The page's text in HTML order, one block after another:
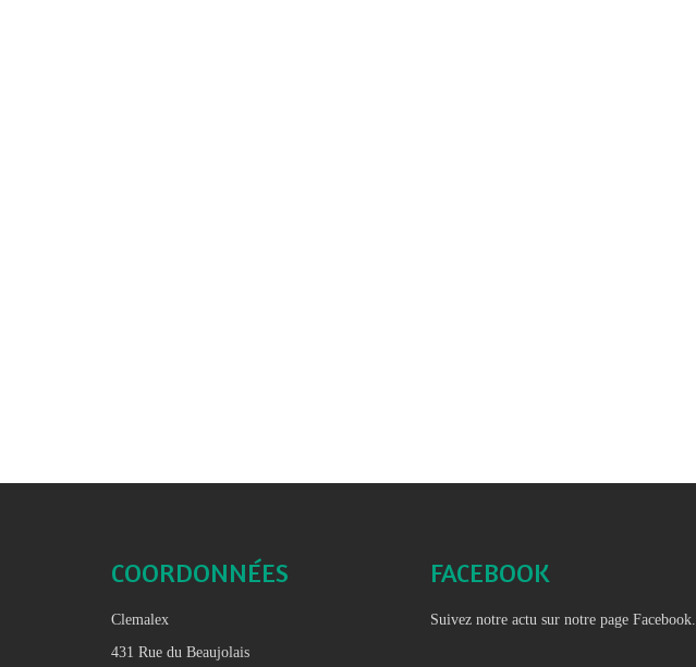
COORDONNÉES
Clemalex
431 Rue du Beaujolais
FACEBOOK
Suivez notre actu sur notre page Facebook.